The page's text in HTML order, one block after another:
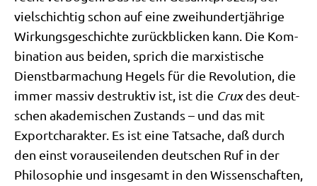
viel­schich­tig schon auf eine zwei­hun­dert­jäh­ri­ge
Wir­kungs­ge­schich­te zurück­blicken kann. Die Kom­
bi­na­ti­on aus bei­den, sprich die mar­xi­sti­sche
Dienst­bar­ma­chung Hegels für die Revo­lu­ti­on, die
immer mas­siv destruk­tiv ist, ist die Cruxdes deut­
schen aka­de­mi­schen Zustands – und das mit
Export­cha­rak­ter. Es ist eine Tat­sa­che, daß durch
den einst vor­aus­ei­len­den deut­schen Ruf in der
Phi­lo­so­phie und ins­ge­samt in den Wis­sen­schaf­ten,